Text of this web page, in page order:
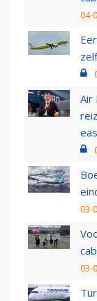
04-
Air
03-
03-